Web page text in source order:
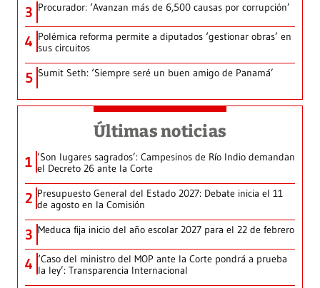
3 Procurador: ‘Avanzan más de 6,500 causas por corrupción’
4 Polémica reforma permite a diputados ‘gestionar obras’ en
sus circuitos
5 Sumit Seth: ‘Siempre seré un buen amigo de Panamá’
Últimas noticias
1 ‘Son lugares sagrados’: Campesinos de Río Indio demandan
el Decreto 26 ante la Corte
2 Presupuesto General del Estado 2027: Debate inicia el 11
de agosto en la Comisión
3 Meduca fija inicio del año escolar 2027 para el 22 de febrero
4 ‘Caso del ministro del MOP ante la Corte pondrá a prueba
la ley’: Transparencia Internacional